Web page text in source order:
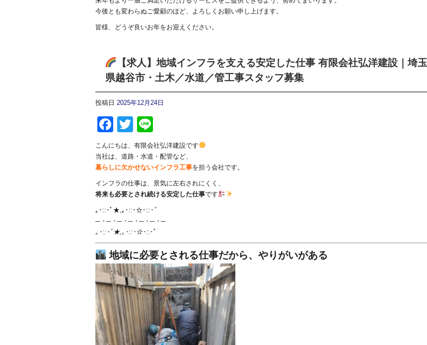
今後とも変わらぬご愛顧のほど、よろしくお願い申し上げます。
皆様、どうぞ良いお年をお迎えください。
【求人】地域インフラを支える安定した仕事 有限会社弘洋建設｜埼玉
県越谷市・土木／水道／管工事スタッフ募集
投稿日 2025年12月24日
Facebook
Twitter
こんにちは、有限会社弘洋建設です
当社は、道路・水道・配管など、
暮らしに欠かせないインフラ工事を担う会社です。
インフラの仕事は、景気に左右されにくく、
将来も必要とされ続ける安定した仕事です
｡･::･ﾟ★,｡･::･☆･::･ﾟ
─・─・─・─・─・─・─
｡･::･ﾟ★,｡･::･☆･::･ﾟ
地域に必要とされる仕事だから、やりがいがある